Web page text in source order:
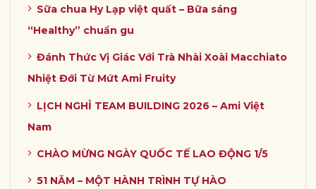
Sữa chua Hy Lạp việt quất – Bữa sáng
“Healthy” chuẩn gu
Đánh Thức Vị Giác Với Trà Nhài Xoài Macchiato
Nhiệt Đới Từ Mứt Ami Fruity
LỊCH NGHỈ TEAM BUILDING 2026 – Ami Việt
Nam
CHÀO MỪNG NGÀY QUỐC TẾ LAO ĐỘNG 1/5
51 NĂM – MỘT HÀNH TRÌNH TỰ HÀO